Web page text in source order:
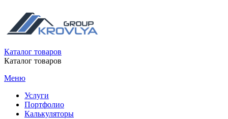
Каталог товаров
Каталог товаров
Меню
Услуги
Портфолио
Калькуляторы